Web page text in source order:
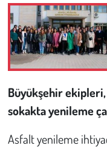
Büyükşehir
sokakta yenileme
Asfalt yenileme